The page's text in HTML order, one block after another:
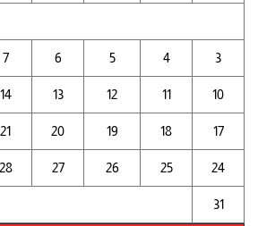
3
4
5
6
7
10
11
12
13
14
17
18
19
20
21
24
25
26
27
28
31